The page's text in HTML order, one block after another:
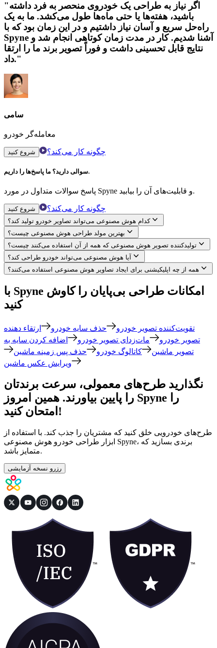
"اگر نیاز به طراحی یک خودروی منحصر به فرد داشته
باشید، هفته‌ها یا حتی ماه‌ها طول می‌کشد. ما به یک
راه‌حل سریع و آسان نیاز داشتیم و در این زمان بود که با
Spyne آشنا شدیم. کار در مدت زمان کوتاهی انجام شد و
نتایج قابل تحسینی داشت و فوراً تصویر برند ما را ارتقا
داد."
سامی
معامله‌گر خودرو
شروع کنید چگونه کار می‌کند؟
سوالی دارید؟ ما پاسخ‌ها را داریم.
پاسخ سوالات متداول در مورد Spyne و قابلیت‌های آن را بیابید.
شروع کنید چگونه کار می‌کند؟
کدام هوش مصنوعی می‌تواند تصاویر خودرو تولید کند؟
بهترین مولد طراحی هوش مصنوعی چیست؟
تولیدکننده تصویر هوش مصنوعی که همه از آن استفاده می‌کنند چیست؟
آیا هوش مصنوعی می‌تواند خودرو طراحی کند؟
همه از چه اپلیکیشنی برای ایجاد تصاویر هوش مصنوعی استفاده می‌کنند؟
با Spyne امکانات طراحی بی‌پایان را کاوش
کنید
تقویت‌کننده تصویر خودرو حذف سایه خودرو
ارتقاء دهنده
تصویر خودرو
مات‌زدای تصویر خودرو
اضافه کردن سایه به
تصویر ماشین
کاتالوگ خودرو
حذف پس زمینه ماشین
ویرایش عکس ماشین
نگذارید طرح‌های معمولی، سرعت برندتان
را پایین بیاورند. همین امروز Spyne را
امتحان کنید!
طرح‌های خودرویی خلق کنید که مشتریان را جذب کند. با استفاده از
ابزار طراحی خودرو هوش مصنوعی Spyne، برندی بسازید که
متمایز باشد.
رزرو نسخه آزمایشی